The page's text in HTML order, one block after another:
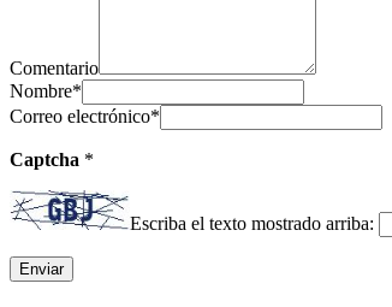
Comentario
Nombre*
Correo electrónico*
Captcha *
Escriba el texto mostrado arriba: